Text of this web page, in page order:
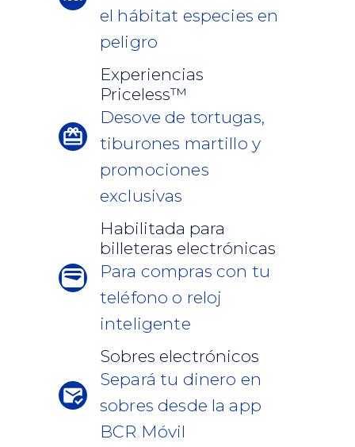
el hábitat especies en
peligro
Experiencias
Priceless™
Desove de tortugas,
tiburones martillo y
promociones
exclusivas
Habilitada para
billeteras electrónicas
Para compras con tu
teléfono o reloj
inteligente
Sobres electrónicos
Separá tu dinero en
sobres desde la app
BCR Móvil